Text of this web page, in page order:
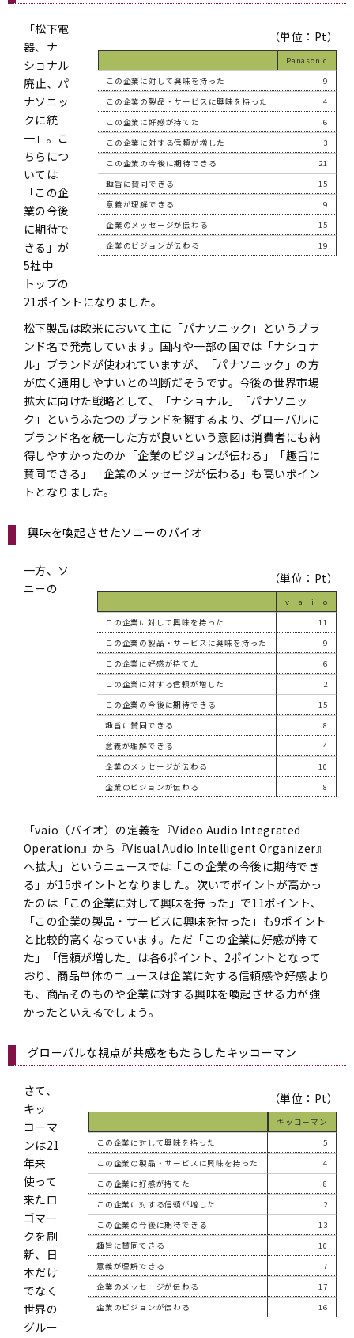
（単位：Pt）
Panasonic
この企業に対して興味を持った
9
この企業の製品・サービスに興味を持った
4
この企業に好感が持てた
6
この企業に対する信頼が増した
3
この企業の今後に期待できる
21
趣旨に賛同できる
15
意義が理解できる
9
企業のメッセージが伝わる
15
企業のビジョンが伝わる
19
「松下電
器、ナ
ショナル
廃止、パ
ナソニッ
クに統
一」。こ
ちらにつ
いては
「この企
業の今後
に期待で
きる」が
5社中
トップの
21ポイントになりました。
松下製品は欧米において主に「パナソニック」というブラ
ンド名で発売しています。国内や一部の国では「ナショナ
ル」ブランドが使われていますが、「パナソニック」の方
が広く通用しやすいとの判断だそうです。今後の世界市場
拡大に向けた戦略として、「ナショナル」「パナソニッ
ク」というふたつのブランドを擁するより、グローバルに
ブランド名を統一した方が良いという意図は消費者にも納
得しやすかったのか「企業のビジョンが伝わる」「趣旨に
賛同できる」「企業のメッセージが伝わる」も高いポイン
トとなりました。
興味を喚起させたソニーのバイオ
（単位：Pt）
v a i o
この企業に対して興味を持った
11
この企業の製品・サービスに興味を持った
9
この企業に好感が持てた
6
この企業に対する信頼が増した
2
この企業の今後に期待できる
15
趣旨に賛同できる
8
意義が理解できる
4
企業のメッセージが伝わる
10
企業のビジョンが伝わる
8
一方、ソ
ニーの
「vaio（バイオ）の定義を『Video Audio Integrated
Operation』から『Visual Audio Intelligent Organizer』
へ拡大」というニュースでは「この企業の今後に期待でき
る」が15ポイントとなりました。次いでポイントが高かっ
たのは「この企業に対して興味を持った」で11ポイント、
「この企業の製品・サービスに興味を持った」も9ポイント
と比較的高くなっています。ただ「この企業に好感が持て
た」「信頼が増した」は各6ポイント、2ポイントとなって
おり、商品単体のニュースは企業に対する信頼感や好感より
も、商品そのものや企業に対する興味を喚起させる力が強
かったといえるでしょう。
グローバルな視点が共感をもたらしたキッコーマン
（単位：Pt）
キッコーマン
この企業に対して興味を持った
5
この企業の製品・サービスに興味を持った
4
この企業に好感が持てた
8
この企業に対する信頼が増した
2
この企業の今後に期待できる
13
趣旨に賛同できる
10
意義が理解できる
7
企業のメッセージが伝わる
17
企業のビジョンが伝わる
16
さて、
キッ
コーマ
ンは21
年来
使って
来たロ
ゴマー
クを刷
新、日
本だけ
でなく
世界の
グルー